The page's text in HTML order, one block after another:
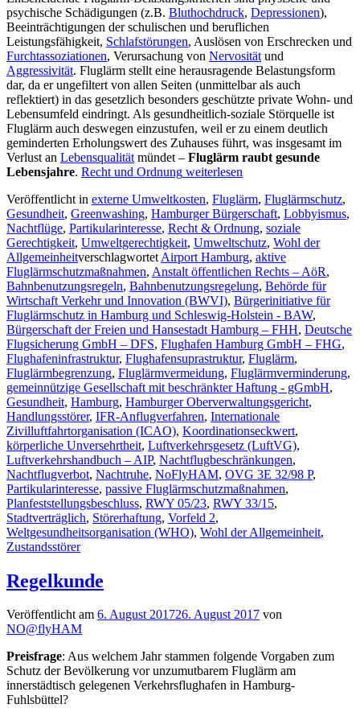
psychische Schädigungen (z.B. Bluthochdruck, Depressionen),
Beeinträchtigungen der schulischen und beruflichen
Leistungsfähigkeit, Schlafstörungen, Auslösen von Erschrecken und
Furchtassoziationen, Verursachung von Nervosität und
Aggressivität. Fluglärm stellt eine herausragende Belastungsform
dar, da er ungefiltert von allen Seiten (unmittelbar als auch
reflektiert) in das gesetzlich besonders geschützte private Wohn- und
Lebensumfeld eindringt. Als gesundheitlich-soziale Störquelle ist
Fluglärm auch deswegen einzustufen, weil er zu einem deutlich
geminderten Erholungswert des Zuhauses führt, was insgesamt im
Verlust an Lebensqualität mündet – Fluglärm raubt gesunde
Lebensjahre. Recht und Ordnung weiterlesen
Veröffentlicht in externe Umweltkosten, Fluglärm, Fluglärmschutz,
Gesundheit, Greenwashing, Hamburger Bürgerschaft, Lobbyismus,
Nachtflüge, Partikularinteresse, Recht & Ordnung, soziale
Gerechtigkeit, Umweltgerechtigkeit, Umweltschutz, Wohl der
Allgemeinheitverschlagwortet Airport Hamburg, aktive
Fluglärmschutzmaßnahmen, Anstalt öffentlichen Rechts – AöR,
Bahnbenutzungsregeln, Bahnbenutzungsregelung, Behörde für
Wirtschaft Verkehr und Innovation (BWVI), Bürgerinitiative für
Fluglärmschutz in Hamburg und Schleswig-Holstein - BAW,
Bürgerschaft der Freien und Hansestadt Hamburg – FHH, Deutsche
Flugsicherung GmbH – DFS, Flughafen Hamburg GmbH – FHG,
Flughafeninfrastruktur, Flughafensuprastruktur, Fluglärm,
Fluglärmbegrenzung, Fluglärmvermeidung, Fluglärmverminderung,
gemeinnützige Gesellschaft mit beschränkter Haftung - gGmbH,
Gesundheit, Hamburg, Hamburger Oberverwaltungsgericht,
Handlungsstörer, IFR-Anflugverfahren, Internationale
Zivilluftfahrtorganisation (ICAO), Koordinationseckwert,
körperliche Unversehrtheit, Luftverkehrsgesetz (LuftVG),
Luftverkehrshandbuch – AIP, Nachtflugbeschränkungen,
Nachtflugverbot, Nachtruhe, NoFlyHAM, OVG 3E 32/98 P,
Partikularinteresse, passive Fluglärmschutzmaßnahmen,
Planfeststellungsbeschluss, RWY 05/23, RWY 33/15,
Stadtverträglich, Störerhaftung, Vorfeld 2,
Weltgesundheitsorganisation (WHO), Wohl der Allgemeinheit,
Zustandsstörer
Regelkunde
Veröffentlicht am 6. August 201726. August 2017 von
NO@flyHAM
Preisfrage: Aus welchem Jahr stammen folgende Vorgaben zum
Schutz der Bevölkerung vor unzumutbarem Fluglärm am
innerstädtisch gelegenen Verkehrsflughafen in Hamburg-
Fuhlsbüttel?